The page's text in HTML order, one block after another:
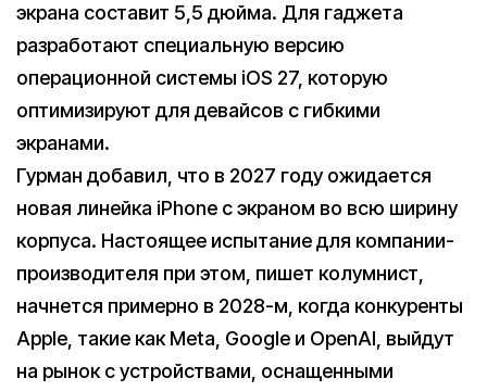
экрана составит 5,5 дюйма. Для гаджета
разработают специальную версию
операционной системы iOS 27, которую
оптимизируют для девайсов с гибкими
экранами.
Гурман добавил, что в 2027 году ожидается
новая линейка iPhone с экраном во всю ширину
корпуса. Настоящее испытание для компании-
производителя при этом, пишет колумнист,
начнется примерно в 2028-м, когда конкуренты
Apple, такие как Meta, Google и OpenAI, выйдут
на рынок с устройствами, оснащенными